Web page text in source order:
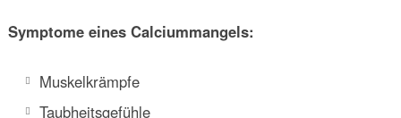
Symptome eines Calciummangels:
Muskelkrämpfe
Taubheitsgefühle